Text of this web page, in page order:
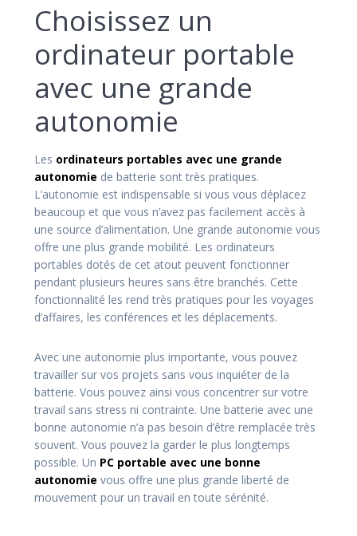
Choisissez un
ordinateur portable
avec une grande
autonomie
Les ordinateurs portables avec une grande
autonomie de batterie sont très pratiques.
L’autonomie est indispensable si vous vous déplacez
beaucoup et que vous n’avez pas facilement accès à
une source d’alimentation. Une grande autonomie vous
offre une plus grande mobilité. Les ordinateurs
portables dotés de cet atout peuvent fonctionner
pendant plusieurs heures sans être branchés. Cette
fonctionnalité les rend très pratiques pour les voyages
d’affaires, les conférences et les déplacements.
Avec une autonomie plus importante, vous pouvez
travailler sur vos projets sans vous inquiéter de la
batterie. Vous pouvez ainsi vous concentrer sur votre
travail sans stress ni contrainte. Une batterie avec une
bonne autonomie n’a pas besoin d’être remplacée très
souvent. Vous pouvez la garder le plus longtemps
possible. Un PC portable avec une bonne
autonomie vous offre une plus grande liberté de
mouvement pour un travail en toute sérénité.